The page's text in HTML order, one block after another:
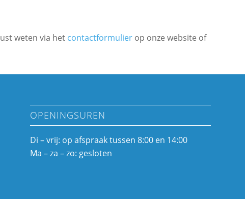
weten via het contactformulier op onze website of
OPENINGSUREN
Di – vrij: op afspraak tussen 8:00 en 14:00
Ma – za – zo: gesloten